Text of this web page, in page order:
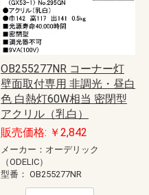
OB255277NR コーナー灯
壁面取付専用 非調光・昼白
色 白熱灯60W相当 密閉型
アクリル（乳白）
販売価格: ￥2,842
メーカー：オーデリック
（ODELIC）
型番： OB255277NR